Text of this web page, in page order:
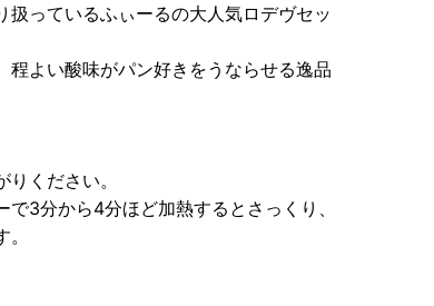
っているふぃーるの大人気ロデヴセッ
程よい酸味がパン好きをうならせる逸品
ください。
3分から4分ほど加熱するとさっくり、